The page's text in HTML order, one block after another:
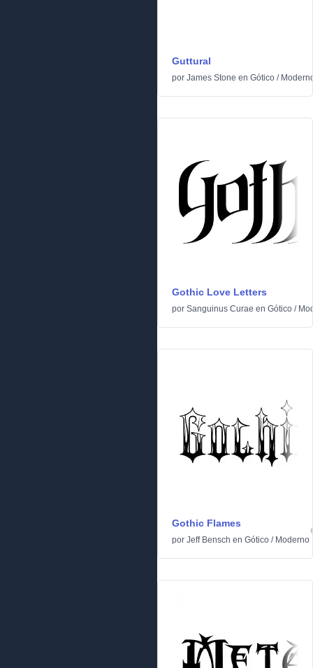
Guttural
por James Stone en Gótico /
Gothic Love Letters
por Sanguinus Curae en Gótico /
Gothic Flames
por Jeff Bensch en Gótico / Moderno